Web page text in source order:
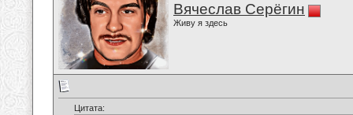
Вячеслав Серёгин
Живу я здесь
Цитата: